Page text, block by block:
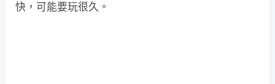
快，可能要玩很久。